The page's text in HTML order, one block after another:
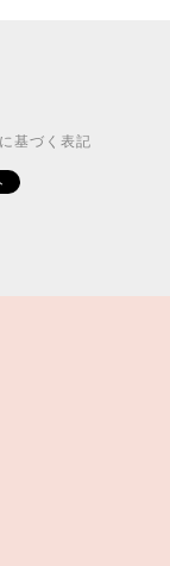
基づく表記